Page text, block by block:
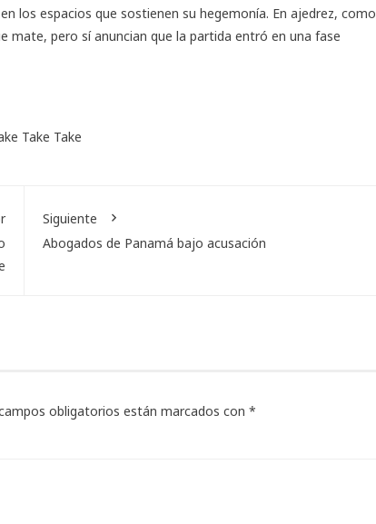
los espacios que sostienen su hegemonía. En ajedrez, como
mate, pero sí anuncian que la partida entró en una fase
Take Take
Siguiente
Abogados de Panamá bajo acusación
obligatorios están marcados con *